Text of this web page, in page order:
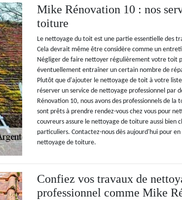
Mike Rénovation 10 : nos
toiture
Le nettoyage du toit est une partie essentielle des
Cela devrait même être considère comme un
Négliger de faire nettoyer régulièrement votre toit
éventuellement entraîner un certain nombre de
Plutôt que d'ajouter le nettoyage de toit à votre liste
réserver un service de nettoyage professionnel par
Rénovation 10, nous avons des professionnels de
sont prêts à prendre rendez-vous chez vous pour
couvreurs assure le nettoyage de toiture aussi bien
particuliers. Contactez-nous dès aujourd'hui pour en
nettoyage de toiture.
Confiez vos travaux de
professionnel comme Mike